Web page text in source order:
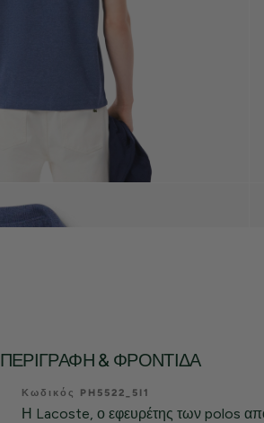
ΠΕΡΙΓΡΑΦΉ & ΦΡΟΝΤΊΔΑ
Κωδικός PH5522_5I1
Η Lacoste, ο εφευρέτης των polos